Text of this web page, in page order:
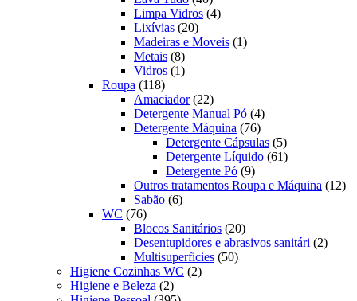
produtos
Limpa Vidros 44
Lixívias 2020
produtos
Madeiras e Moveis 11
Metais 88
produtos
Vidros 11
Roupa 118118
produtos
Amaciador 2222
produtos
Detergente Manual Pó 44
produtos
Detergente Máquina 7676
produtos
Detergente Cápsulas 55
produtos
Detergente Líquido 6161
Detergente Pó 99
produtos
Outros tratamentos Roupa e Máquina 1212
Sabão 66
WC 7676
produtos
Blocos Sanitários 2020
produtos
Desentupidores e abrasivos sanitári 22
Multisuperficies 5050
Higiene Cozinhas WC 22
Higiene e Beleza 22